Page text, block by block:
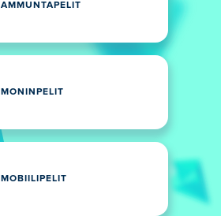
AMMUNTAPELIT
MONINPELIT
MOBIILIPELIT